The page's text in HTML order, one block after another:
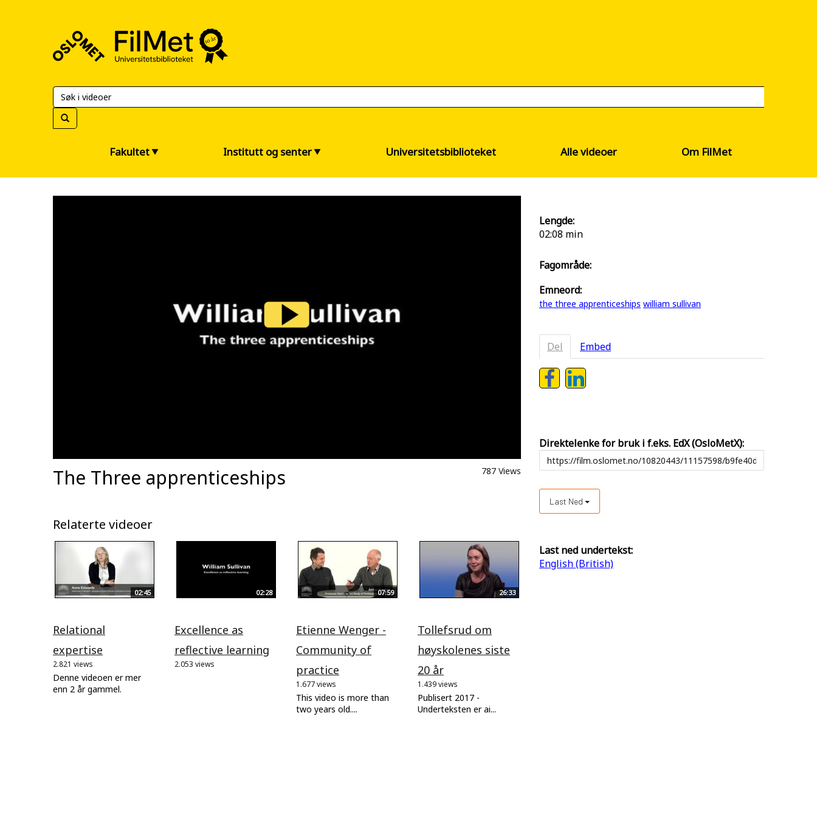
Universitetsbiblioteket
Fakultet Institutt og senter Universitetsbiblioteket Alle videoer Om FilMet
The Three apprenticeships 787 Views
Relaterte videoer
02:45
Relational
expertise
2.821 views
Denne videoen er mer
enn 2 år gammel.
02:28
Excellence as
reflective learning
2.053 views
07:59
Etienne Wenger -
Community of
practice
1.677 views
This video is more than
two years old....
26:33
Tollefsrud om
høyskolenes siste
20 år
1.439 views
Publisert 2017 -
Underteksten er ai...
Lengde:
02:08 min
Fagområde:
Emneord:
the three apprenticeships william sullivan
Del Embed
Direktelenke for bruk i f.eks. EdX (OsloMetX):
Last Ned
Last ned undertekst:
English (British)